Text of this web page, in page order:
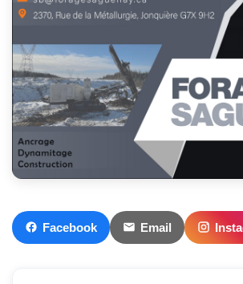
Facebook Email